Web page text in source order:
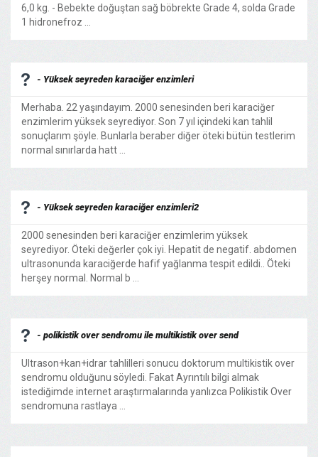
6,0 kg. - Bebekte doğuştan sağ böbrekte Grade 4, solda Grade
1 hidronefroz ...
- Yüksek seyreden karaciğer enzimleri
Merhaba. 22 yaşındayım. 2000 senesinden beri karaciğer
enzimlerim yüksek seyrediyor. Son 7 yıl içindeki kan tahlil
sonuçlarım şöyle. Bunlarla beraber diğer öteki bütün testlerim
normal sınırlarda hatt ...
- Yüksek seyreden karaciğer enzimleri2
2000 senesinden beri karaciğer enzimlerim yüksek
seyrediyor. Öteki değerler çok iyi. Hepatit de negatif. abdomen
ultrasonunda karaciğerde hafif yağlanma tespit edildi.. Öteki
herşey normal. Normal b ...
- polikistik over sendromu ile multikistik over send
Ultrason+kan+idrar tahlilleri sonucu doktorum multikistik over
sendromu olduğunu söyledi. Fakat Ayrıntılı bilgi almak
istediğimde internet araştırmalarında yanlızca Polikistik Over
sendromuna rastlaya ...